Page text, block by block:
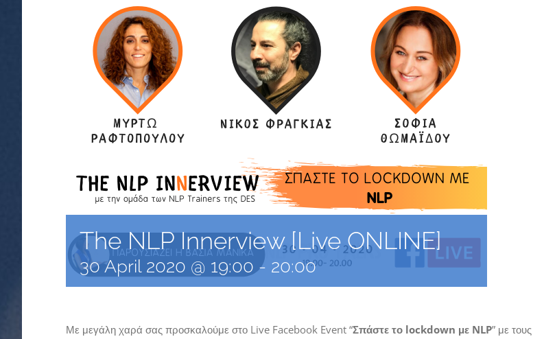
The NLP Innerview [Live ONLINE]
30 April 2020 @ 19:00- 20:00
Με μεγάλη χαρά σας προσκαλούμε στο Live Facebook Event “Σπάστε το lockdown με NLP” με τους